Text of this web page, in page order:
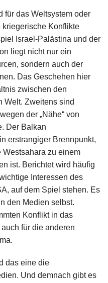
für das Weltsystem oder
kriegerische Konflikte
Israel-Palästina und der
liegt nicht nur ein
sondern auch der
Das Geschehen hier
zwischen den
Welt. Zweitens sind
der „Nähe“ von
Der Balkan
erstrangiger Brennpunkt,
Westsahara zu einem
ist. Berichtet wird häufig
Interessen des
auf dem Spiel stehen. Es
den Medien selbst.
Konflikt in das
für die anderen
das eine die
Und demnach gibt es